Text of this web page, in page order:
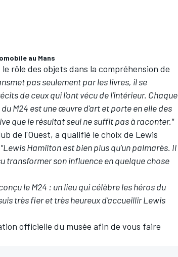
au Mans
rôle des objets dans la compréhension de
pas seulement par les livres, il se
de ceux qui l'ont vécu de l'intérieur. Chaque
M24 est une œuvre d'art et porte en elle des
que le résultat seul ne suffit pas à raconter."
de l'Ouest, a qualifié le choix de Lewis
"Lewis Hamilton est bien plus qu'un palmarès. Il
transformer son influence en quelque chose
le M24 : un lieu qui célèbre les héros du
très fier et très heureux d'accueillir Lewis
officielle du musée afin de vous faire